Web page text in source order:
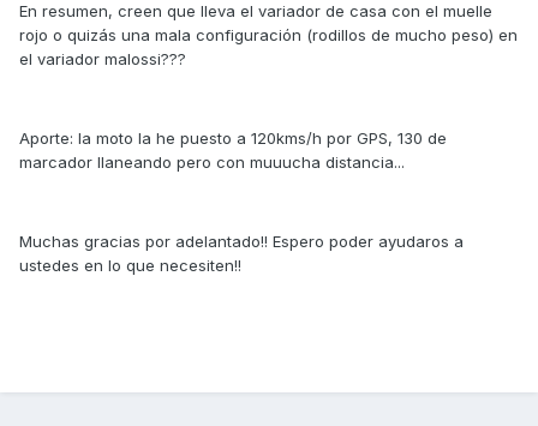
En resumen, creen que lleva el variador de casa con el muelle
rojo o quizás una mala configuración (rodillos de mucho peso) en
el variador malossi???
Aporte: la moto la he puesto a 120kms/h por GPS, 130 de
marcador llaneando pero con muuucha distancia...
Muchas gracias por adelantado!! Espero poder ayudaros a
ustedes en lo que necesiten!!